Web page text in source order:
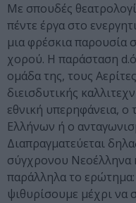
Με σπουδές
πέντε έργα στο
μια φρέσκια παρουσία
χορού. Η παράσταση
ομάδα της, τους
διεισδυτικής
εθνική υπερηφάνεια,
Ελλήνων ή ο
Διαπραγματεύεται
σύγχρονου Νεοέλληνα
παράλληλα το ερώτημα:
ψιθυρίσουμε μέχρι να